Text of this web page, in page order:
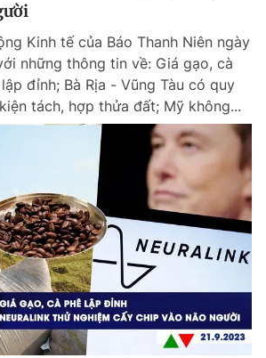
Kinh tế của Báo Thanh Niên ngày
những thông tin về: Giá gạo, cà
đỉnh; Bà Rịa - Vũng Tàu có quy
tách, hợp thửa đất; Mỹ không...